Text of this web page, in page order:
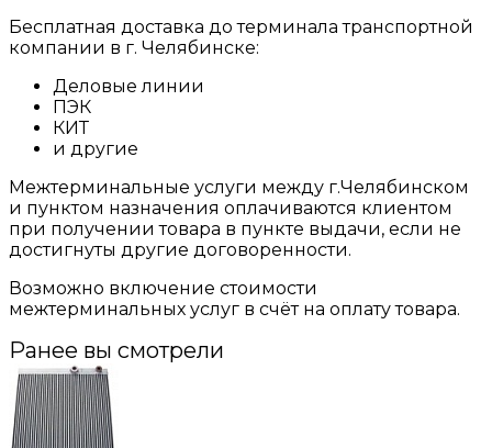
Бесплатная доставка до терминала транспортной
компании в г. Челябинске:
Деловые линии
ПЭК
КИТ
и другие
Межтерминальные услуги между г.Челябинском
и пунктом назначения оплачиваются клиентом
при получении товара в пункте выдачи, если не
достигнуты другие договоренности.
Возможно включение стоимости
межтерминальных услуг в счёт на оплату товара.
Ранее вы смотрели